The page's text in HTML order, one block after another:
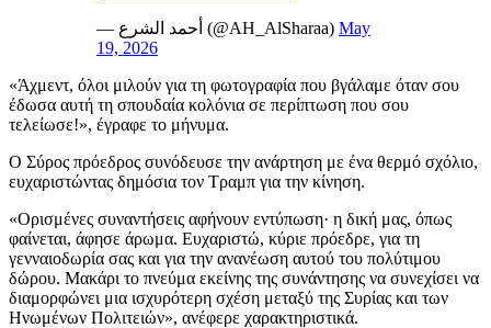
— أحمد الشرع (@AH_AlSharaa) May
19, 2026
«Άχμεντ, όλοι μιλούν για τη φωτογραφία που βγάλαμε όταν σου
έδωσα αυτή τη σπουδαία κολόνια σε περίπτωση που σου
τελείωσε!», έγραφε το μήνυμα.
Ο Σύρος πρόεδρος συνόδευσε την ανάρτηση με ένα θερμό σχόλιο,
ευχαριστώντας δημόσια τον Τραμπ για την κίνηση.
«Ορισμένες συναντήσεις αφήνουν εντύπωση· η δική μας, όπως
φαίνεται, άφησε άρωμα. Ευχαριστώ, κύριε πρόεδρε, για τη
γενναιοδωρία σας και για την ανανέωση αυτού του πολύτιμου
δώρου. Μακάρι το πνεύμα εκείνης της συνάντησης να συνεχίσει να
διαμορφώνει μια ισχυρότερη σχέση μεταξύ της Συρίας και των
Ηνωμένων Πολιτειών», ανέφερε χαρακτηριστικά.